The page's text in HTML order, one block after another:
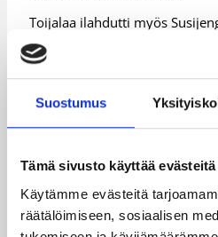
Suostumus
Tämä sivusto käyttää evästeitä
Käytämme evästeitä
räätälöimiseen, sosiaalisen
Toijalaa ilahdutti myös
Kentällä kävi 12 pelaajaa,
– Meillä on ollut monia
aiemmissa otteluissa, tänään
pelaajaa mukaan myös
Koti kutsuu ja sitten Prahaan
Susijengi lentää helteisestä
sunnuntaina ja jatkaa